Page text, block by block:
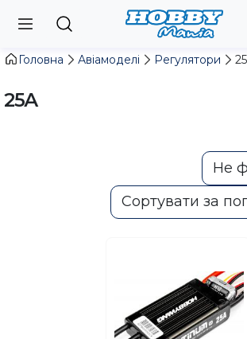
Головна Авіамоделі Регулятори
25А
Не
Сортувати за